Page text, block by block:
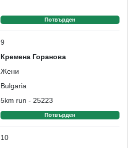
Потвърден
9
Кремена Горанова
Жени
Bulgaria
5km run - 25223
Потвърден
10